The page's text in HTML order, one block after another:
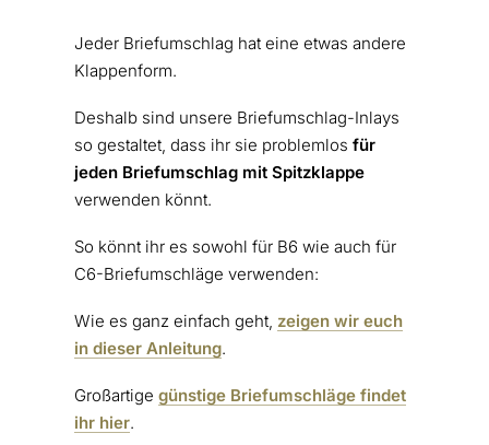
Jeder Briefumschlag hat eine etwas andere
Klappenform.
Deshalb sind unsere Briefumschlag-Inlays
so gestaltet, dass ihr sie problemlos für
jeden Briefumschlag mit Spitzklappe
verwenden könnt.
So könnt ihr es sowohl für B6 wie auch für
C6-Briefumschläge verwenden:
Wie es ganz einfach geht, zeigen wir euch
in dieser Anleitung.
Großartige günstige Briefumschläge findet
ihr hier.